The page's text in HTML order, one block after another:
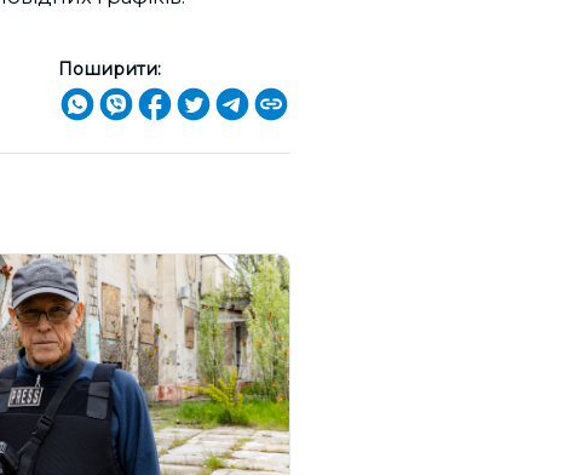
Поширити: